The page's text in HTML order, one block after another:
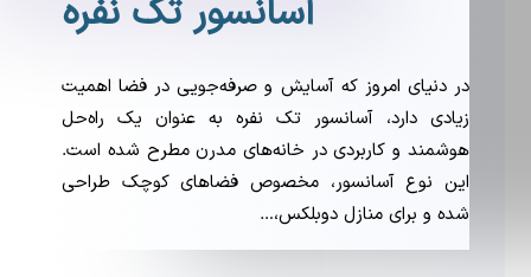
آسانسور تک نفره
در دنیای امروز که آسایش و صرفه‌جویی در فضا اهمیت
زیادی دارد، آسانسور تک نفره به عنوان یک راه‌حل
هوشمند و کاربردی در خانه‌های مدرن مطرح شده است.
این نوع آسانسور، مخصوص فضاهای کوچک طراحی
شده و برای منازل دوبلکس،…